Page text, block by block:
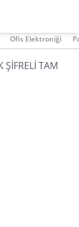
Ofis Elektroniği